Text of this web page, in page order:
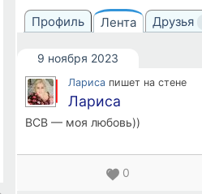
Профиль Лента Друзья
9 ноября 2023
Лариса пишет на стене
Лариса
ВСВ — моя любовь))
0